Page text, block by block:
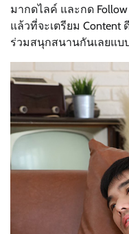
มากดไลค์ และกด
แล้วที่จะเตรียม
ร่วมสนุกสนานกันเลยแบ